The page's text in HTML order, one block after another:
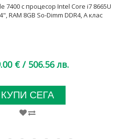
7400 с процесор Intel Core i7 8665U
RAM 8GB So-Dimm DDR4, A клас
€ / 506.56 лв.
КУПИ СЕГА